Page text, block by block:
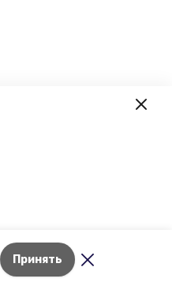
Принять
Лента новостей